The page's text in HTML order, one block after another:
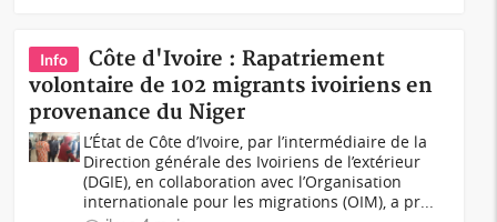
Info
Côte d'Ivoire : Rapatriement
volontaire de 102 migrants ivoiriens en
provenance du Niger
L’État de Côte d’Ivoire, par l’intermédiaire de la
Direction générale des Ivoiriens de l’extérieur
(DGIE), en collaboration avec l’Organisation
internationale pour les migrations (OIM), a pr...